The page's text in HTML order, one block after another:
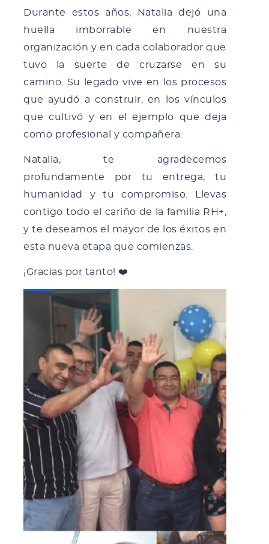
Durante estos años, Natalia dejó una
huella imborrable en nuestra
organización y en cada colaborador que
tuvo la suerte de cruzarse en su
camino. Su legado vive en los procesos
que ayudó a construir, en los vínculos
que cultivó y en el ejemplo que deja
como profesional y compañera.
Natalia, te agradecemos
profundamente por tu entrega, tu
humanidad y tu compromiso. Llevas
contigo todo el cariño de la familia RH+,
y te deseamos el mayor de los éxitos en
esta nueva etapa que comienzas.
¡Gracias por tanto! ❤️